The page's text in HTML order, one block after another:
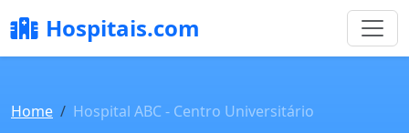
Hospitais.com
Home Hospital ABC - Centro Universitário